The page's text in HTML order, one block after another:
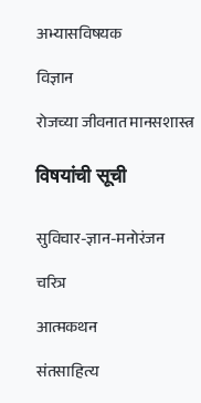
अभ्यासविषयक
विज्ञान
रोजच्या जीवनात मानसशास्त्र
विषयांची सूची
सुविचार-ज्ञान-मनोरंजन
चरित्र
आत्मकथन
संतसाहित्य